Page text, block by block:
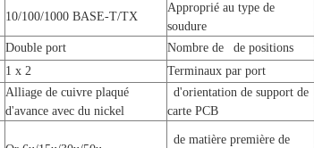
10/100/1000 BASE-T/TX
Approprié au type de
soudure
Double port Nombre de de positions
1 x 2 Terminaux par port
Alliage de cuivre plaqué
d'avance avec du nickel
d'orientation de support de
carte PCB
de matière première de